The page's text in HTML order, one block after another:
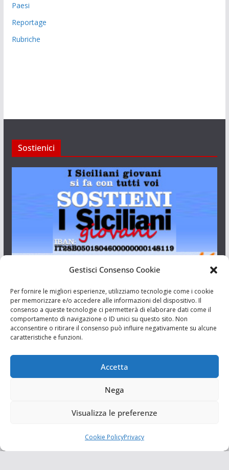
Gestisci Consenso Cookie
Per fornire le migliori esperienze, utilizziamo tecnologie come i cookie
per memorizzare e/o accedere alle informazioni del dispositivo. Il
consenso a queste tecnologie ci permetterà di elaborare dati come il
comportamento di navigazione o ID unici su questo sito. Non
acconsentire o ritirare il consenso può influire negativamente su alcune
caratteristiche e funzioni.
Accetta
Nega
Visualizza le preferenze
Cookie PolicyPrivacy
Paesi
Reportage
Rubriche
Sostienici
Aut. del tribunale di Catania n.23/2011 del 20/09/2011 Dir.
Resp. Riccardo Orioles.
Associazione Culturale I Siciliani Giovani
via Randazzo 27 Catania
I Siciliani Giovani. Tutti i diritti riservati.
Tema:ColorMagdi ThemeGrill. Powered byWordPress.